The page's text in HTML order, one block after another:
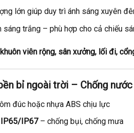
lớn giúp duy trì ánh sáng xuyên
sáng trắng – phù hợp cho cả chiếu
viên rộng, sân xưởng, lối đi,
bỉ ngoài trời – Chống
đúc hoặc nhựa ABS chịu lực
IP65/IP67– chống bụi, chống mưa